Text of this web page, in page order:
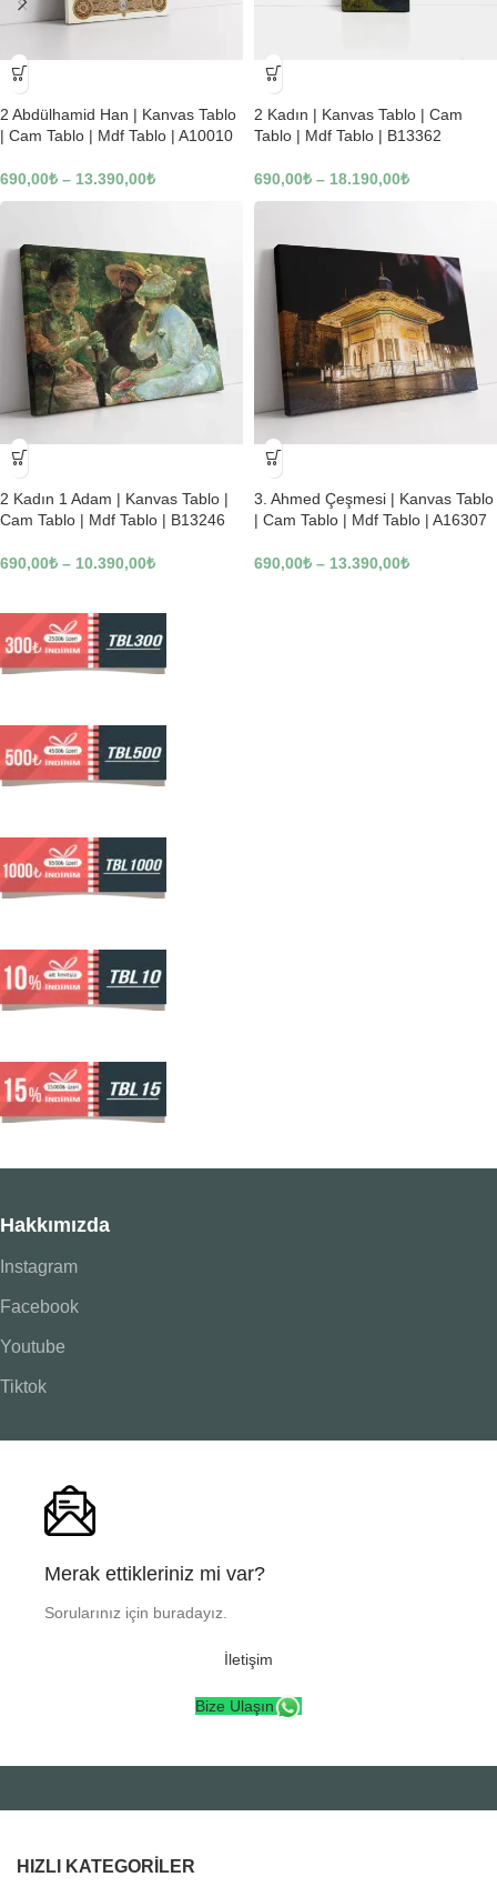
-23%
2 Abdülhamid Han | Kanvas Tablo
| Cam Tablo | Mdf Tablo | A10010
690,00₺ – 13.390,00₺
-23%
2 Kadın | Kanvas Tablo | Cam
Tablo | Mdf Tablo | B13362
690,00₺ – 18.190,00₺
-23%
2 Kadın 1 Adam | Kanvas Tablo |
Cam Tablo | Mdf Tablo | B13246
690,00₺ – 10.390,00₺
-23%
3. Ahmed Çeşmesi | Kanvas Tablo
| Cam Tablo | Mdf Tablo | A16307
690,00₺ – 13.390,00₺
Hakkımızda
Instagram
Facebook
Youtube
Tiktok
Merak ettikleriniz mi var?
Sorularınız için buradayız.
İletişim
Bize Ulaşın
HIZLI KATEGORILER